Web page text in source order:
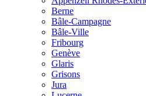
Berne
Bâle-Campagne
Bâle-Ville
Fribourg
Genève
Glaris
Grisons
Jura